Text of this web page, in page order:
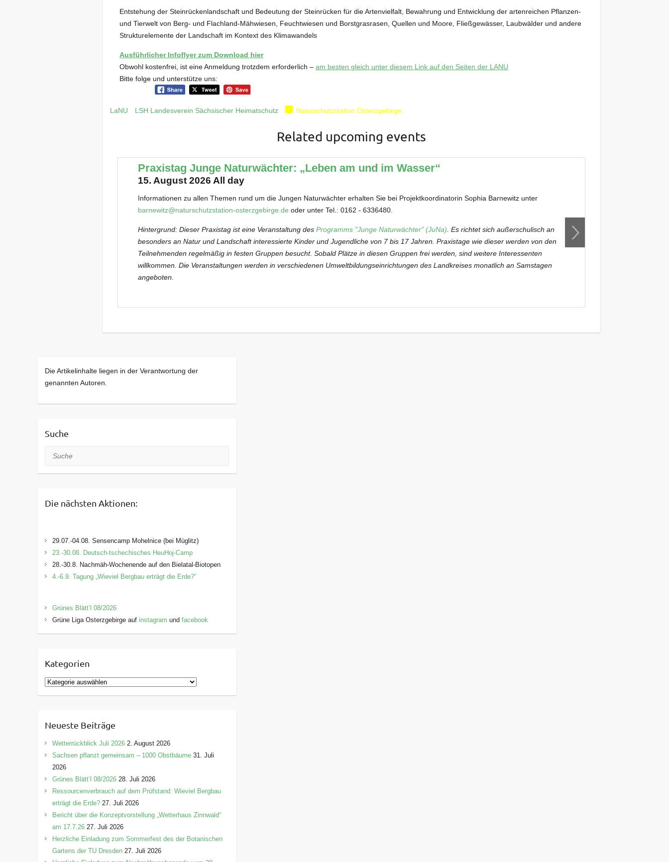
Entstehung der Steinrückenlandschaft und Bedeutung der Steinrücken für die Artenvielfalt, Bewahrung und Entwicklung der artenreichen Pflanzen-
und Tierwelt von Berg- und Flachland-Mähwiesen, Feuchtwiesen und Borstgrasrasen, Quellen und Moore, Fließgewässer, Laubwälder und andere
Strukturelemente der Landschaft im Kontext des Klimawandels
Ausführlicher Infoflyer zum Download hier
Obwohl kostenfrei, ist eine Anmeldung trotzdem erforderlich –am besten gleich unter diesem Link auf den Seiten der LANU
Bitte folge und unterstütze uns:
LaNU LSH Landesverein Sächsischer Heimatschutz Naturschutzstation Osterzgebirge
Related upcoming events
Praxistag Junge Naturwächter: „Leben am und im Wasser“
15. August 2026 All day
Informationen zu allen Themen rund um die Jungen Naturwächter erhalten Sie bei Projektkoordinatorin Sophia Barnewitz unter
barnewitz@naturschutzstation-osterzgebirge.de oder unter Tel.: 0162 - 6336480.
Hintergrund: Dieser Praxistag ist eine Veranstaltung des Programms "Junge Naturwächter" (JuNa) . Es richtet sich außerschulisch an
besonders an Natur und Landschaft interessierte Kinder und Jugendliche von 7 bis 17 Jahren. Praxistage wie dieser werden von den
Teilnehmenden regelmäßig in festen Gruppen besucht. Sobald Plätze in diesen Gruppen frei werden, sind weitere Interessenten
willkommen. Die Veranstaltungen werden in verschiedenen Umweltbildungseinrichtungen des Landkreises monatlich an Samstagen
angeboten.
Die Artikelinhalte liegen in der Verantwortung der
genannten Autoren.
Suche
Suche
Die nächsten Aktionen:
29.07.-04.08. Sensencamp Mohelnice (bei Müglitz)
23.-30.08. Deutsch-tschechisches HeuHoj-Camp
28.-30.8. Nachmäh-Wochenende auf den Bielatal-Biotopen
4.-6.9. Tagung „Wieviel Bergbau erträgt die Erde?“
Grünes Blätt’l 08/2026
Grüne Liga Osterzgebirge auf instagram und facebook
Kategorien
K
a
g
o
r
e
n
Neueste Beiträge
Wetterrückblick Juli 2026 2. August 2026
Sachsen pflanzt gemeinsam – 1000 Obstbäume 31. Juli
2026
Grünes Blätt’l 08/2026 28. Juli 2026
Ressourcenverbrauch auf dem Prüfstand: Wieviel Bergbau
erträgt die Erde? 27. Juli 2026
Bericht über die Konzeptvorstellung „Wetterhaus Zinnwald“
am 17.7.26 27. Juli 2026
Herzliche Einladung zum Sommerfest des der Botanischen
Gartens der TU Dresden 27. Juli 2026